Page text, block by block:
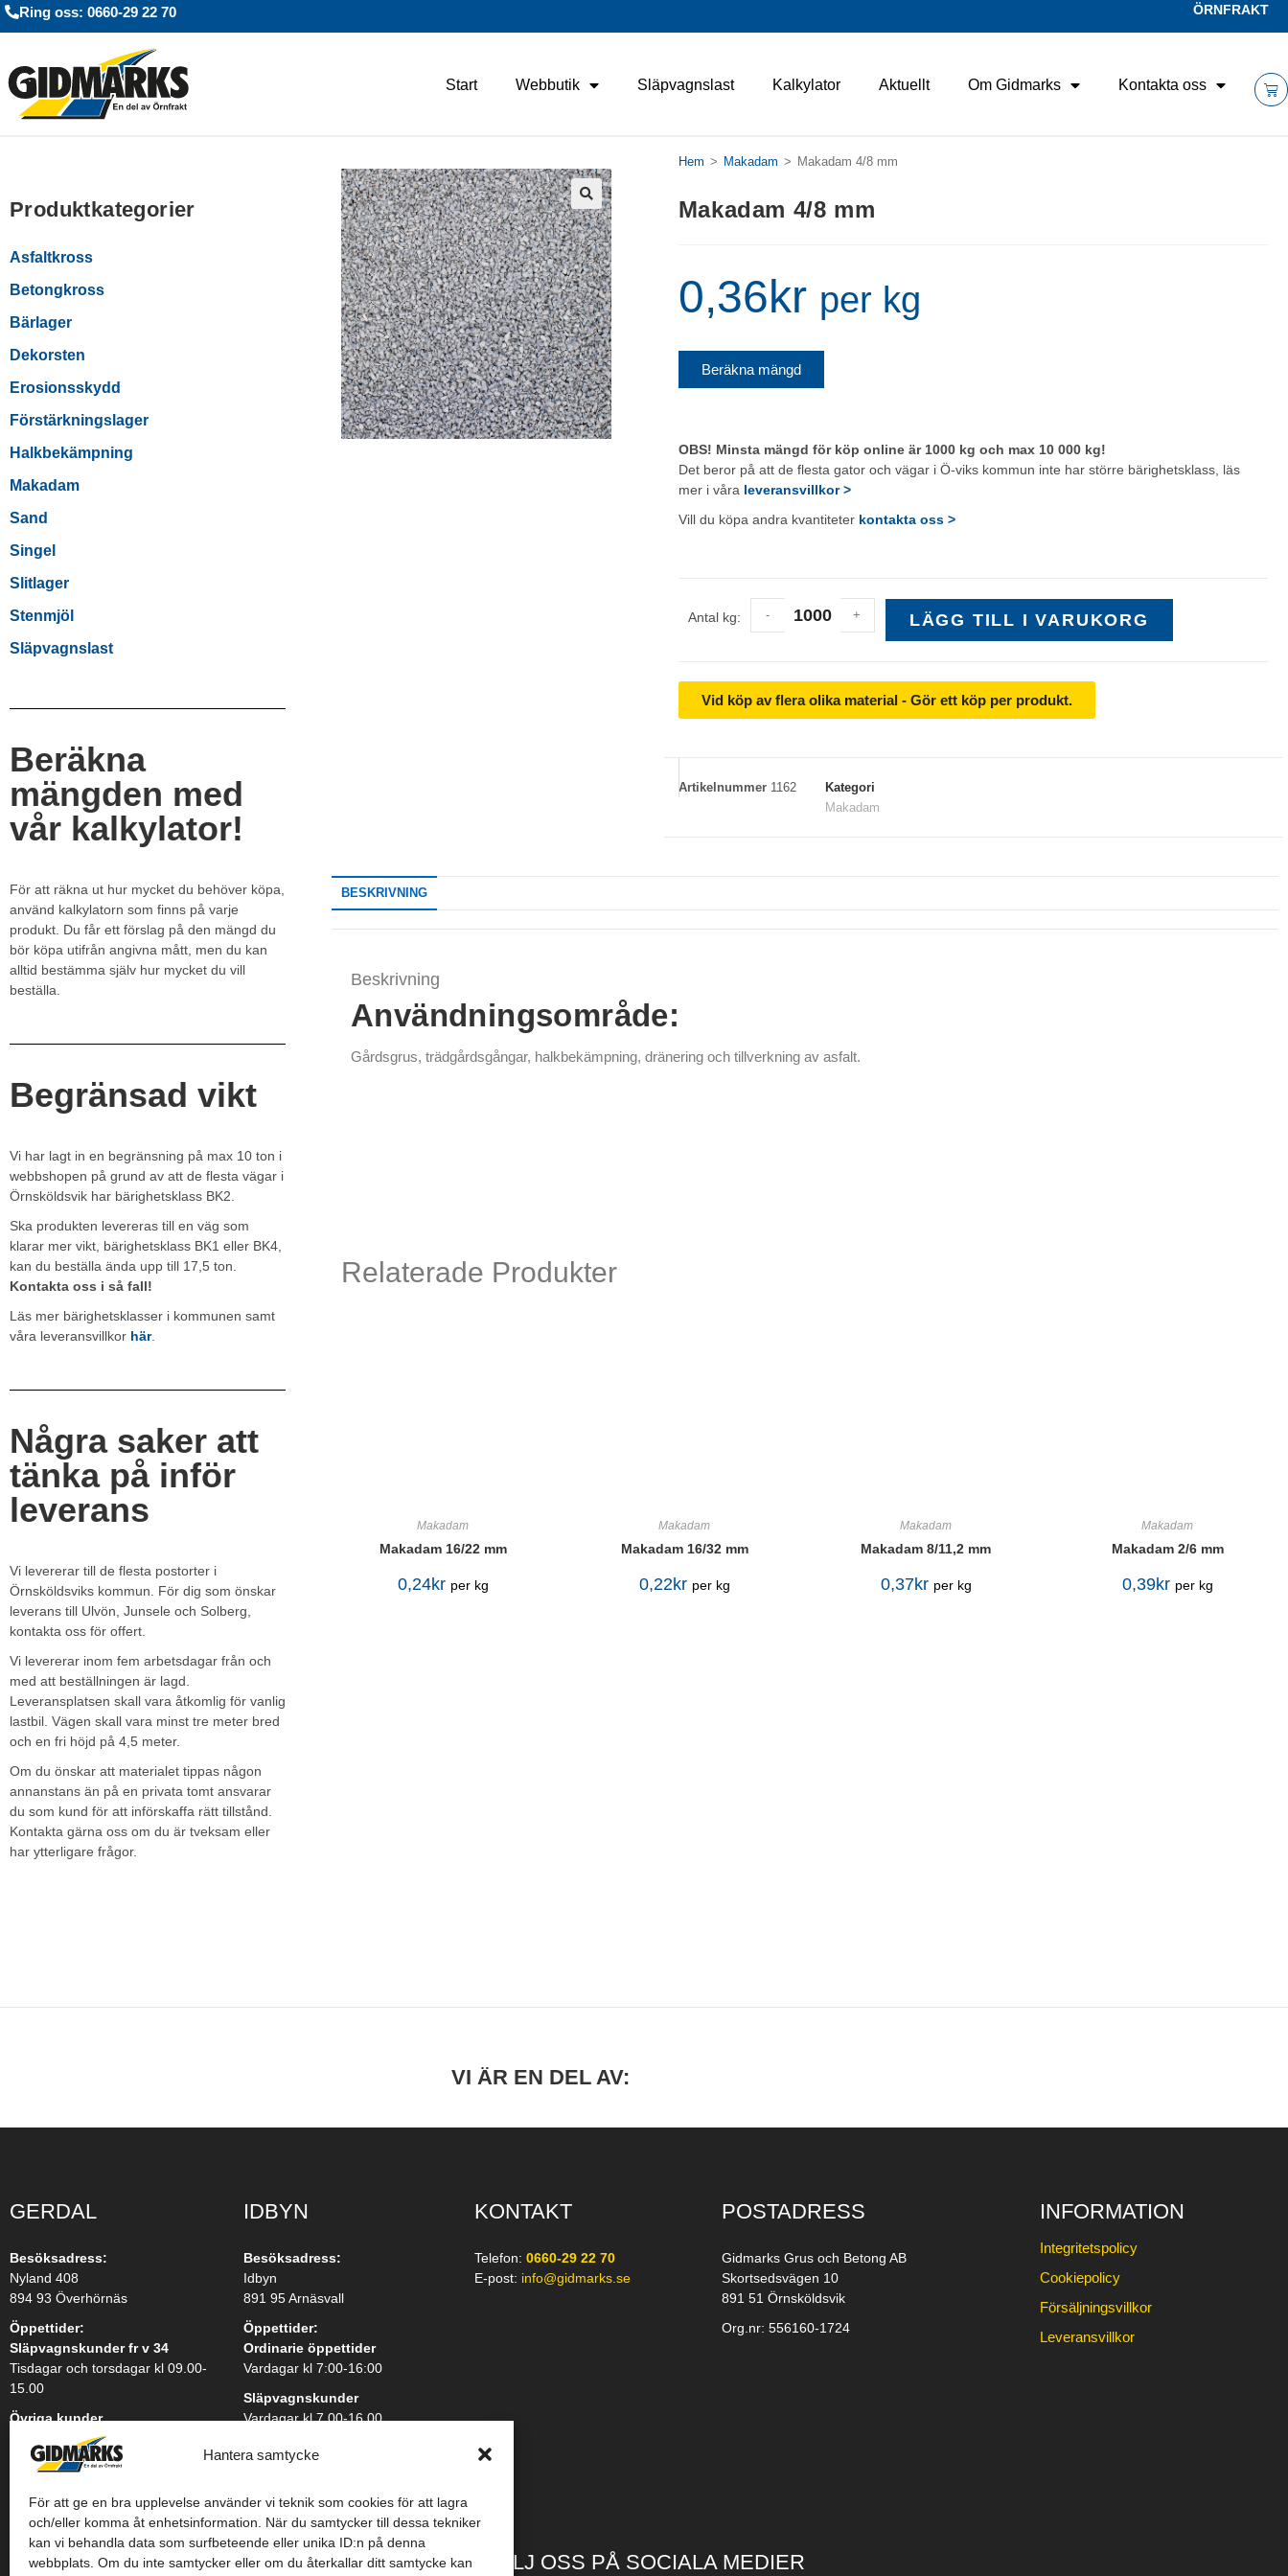
Hantera samtycke
För att ge en bra upplevelse använder vi teknik som cookies för att lagra
och/eller komma åt enhetsinformation. När du samtycker till dessa tekniker
kan vi behandla data som surfbeteende eller unika ID:n på denna
webbplats. Om du inte samtycker eller om du återkallar ditt samtycke kan
Ring oss: 0660-29 22 70 ÖRNFRAKT
Start Webbutik Släpvagnslast Kalkylator Aktuellt Om Gidmarks Kontakta oss
Produktkategorier
Asfaltkross
Betongkross
Bärlager
Dekorsten
Erosionsskydd
Förstärkningslager
Halkbekämpning
Makadam
Sand
Singel
Slitlager
Stenmjöl
Släpvagnslast
Beräkna
mängden med
vår kalkylator!
För att räkna ut hur mycket du behöver köpa,
använd kalkylatorn som finns på varje
produkt. Du får ett förslag på den mängd du
bör köpa utifrån angivna mått, men du kan
alltid bestämma själv hur mycket du vill
beställa.
Begränsad vikt
Vi har lagt in en begränsning på max 10 ton i
webbshopen på grund av att de flesta vägar i
Örnsköldsvik har bärighetsklass BK2.
Ska produkten levereras till en väg som
klarar mer vikt, bärighetsklass BK1 eller BK4,
kan du beställa ända upp till 17,5 ton.
Kontakta oss i så fall!
Läs mer bärighetsklasser i kommunen samt
våra leveransvillkor här.
Några saker att
tänka på inför
leverans
Vi levererar till de flesta postorter i
Örnsköldsviks kommun. För dig som önskar
leverans till Ulvön, Junsele och Solberg,
kontakta oss för offert.
Vi levererar inom fem arbetsdagar från och
med att beställningen är lagd.
Leveransplatsen skall vara åtkomlig för vanlig
lastbil. Vägen skall vara minst tre meter bred
och en fri höjd på 4,5 meter.
Om du önskar att materialet tippas någon
annanstans än på en privata tomt ansvarar
du som kund för att införskaffa rätt tillstånd.
Kontakta gärna oss om du är tveksam eller
har ytterligare frågor.
🔍
Hem > Makadam > Makadam 4/8 mm
Makadam 4/8 mm
0,36kr per kg
Beräkna mängd
OBS! Minsta mängd för köp online är 1000 kg och max 10 000 kg!
Det beror på att de flesta gator och vägar i Ö-viks kommun inte har större bärighetsklass, läs
mer i våra leveransvillkor >
Vill du köpa andra kvantiteter kontakta oss >
Antal kg: - + LÄGG TILL I VARUKORG
Vid köp av flera olika material - Gör ett köp per produkt.
Artikelnummer 1162
Kategori
Makadam
BESKRIVNING
Beskrivning
Användningsområde:
Gårdsgrus, trädgårdsgångar, halkbekämpning, dränering och tillverkning av asfalt.
Relaterade Produkter
Makadam
Makadam 16/22 mm
0,24kr per kg
Makadam
Makadam 16/32 mm
0,22kr per kg
Makadam
Makadam 8/11,2 mm
0,37kr per kg
Makadam
Makadam 2/6 mm
0,39kr per kg
VI ÄR EN DEL AV:
GERDAL
Besöksadress:
Nyland 408
894 93 Överhörnäs
Öppettider:
Släpvagnskunder fr v 34
Tisdagar och torsdagar kl 09.00-
15.00
Övriga kunder
Ring för aktuella öppettider
Tel:0660-29 22 70
IDBYN
Besöksadress:
Idbyn
891 95 Arnäsvall
Öppettider:
Ordinarie öppettider
Vardagar kl 7:00-16:00
Släpvagnskunder
Vardagar kl 7.00-16.00
KONTAKT
Telefon: 0660-29 22 70
E-post: info@gidmarks.se
POSTADRESS
Gidmarks Grus och Betong AB
Skortsedsvägen 10
891 51 Örnsköldsvik
Org.nr: 556160-1724
INFORMATION
Integritetspolicy
Cookiepolicy
Försäljningsvillkor
Leveransvillkor
FÖLJ OSS PÅ SOCIALA MEDIER